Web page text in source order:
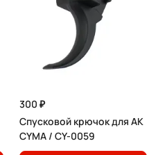
300 ₽
Спусковой крючок для АК
CYMA / CY-0059